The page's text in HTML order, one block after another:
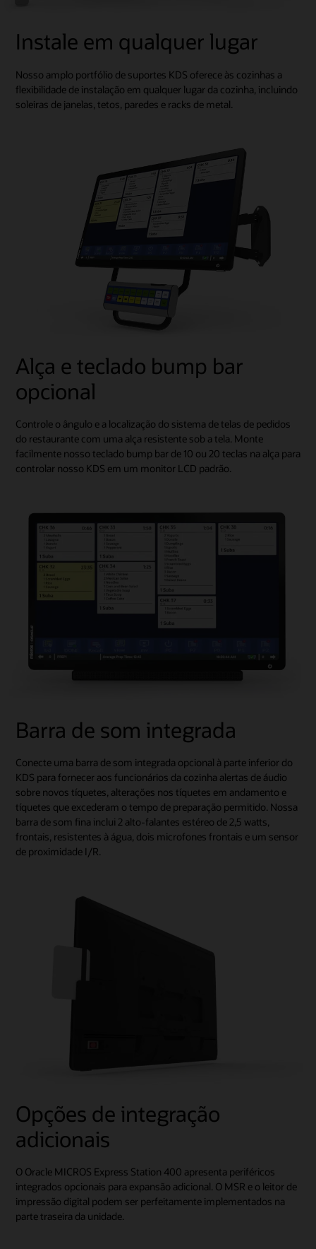
Instale em qualquer lugar
Nosso amplo portfólio de suportes KDS oferece às cozinhas a
flexibilidade de instalação em qualquer lugar da cozinha, incluindo
soleiras de janelas, tetos, paredes e racks de metal.
Alça e teclado bump bar
opcional
Controle o ângulo e a localização do sistema de telas de pedidos
do restaurante com uma alça resistente sob a tela. Monte
facilmente nosso teclado bump bar de 10 ou 20 teclas na alça para
controlar nosso KDS em um monitor LCD padrão.
Barra de som integrada
Conecte uma barra de som integrada opcional à parte inferior do
KDS para fornecer aos funcionários da cozinha alertas de áudio
sobre novos tíquetes, alterações nos tíquetes em andamento e
tíquetes que excederam o tempo de preparação permitido. Nossa
barra de som fina inclui 2 alto-falantes estéreo de 2,5 watts,
frontais, resistentes à água, dois microfones frontais e um sensor
de proximidade I/R.
Opções de integração
adicionais
O Oracle MICROS Express Station 400 apresenta periféricos
integrados opcionais para expansão adicional. O MSR e o leitor de
impressão digital podem ser perfeitamente implementados na
parte traseira da unidade.